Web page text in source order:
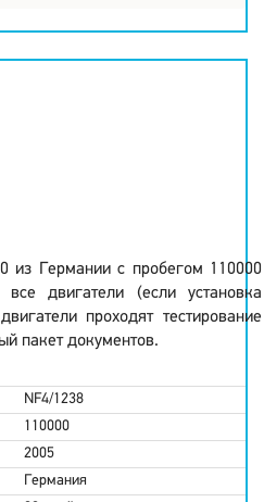
из Германии с пробегом 110000
двигатели (если установка
проходят тестирование
пакет документов.
NF4/1238
110000
2005
Германия